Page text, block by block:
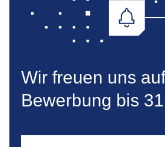
Wir freuen uns
Bewerbung bis